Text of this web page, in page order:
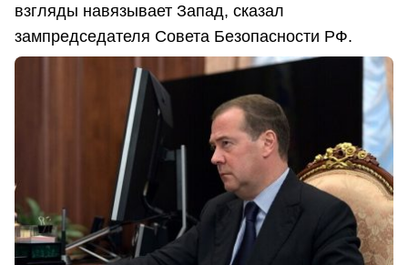
взгляды навязывает Запад, сказал
зампредседателя Совета Безопасности РФ.